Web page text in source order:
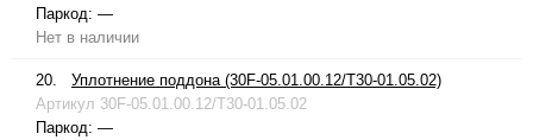
Паркод: —
Нет в наличии
20.
Уплотнение поддона (30F-05.01.00.12/T30-01.05.02)
Артикул 30F-05.01.00.12/T30-01.05.02
Паркод: —